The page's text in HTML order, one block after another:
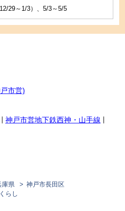
29～1/3）、5/3～5/5
市営)
神戸市営地下鉄西神・山手線
庫県
神戸市長田区
らし